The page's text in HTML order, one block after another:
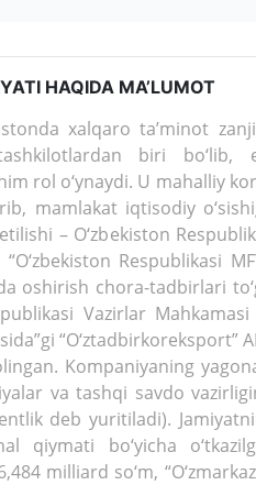
HAQIDA MA’LUMOT
xalqaro ta’minot
biri
rol o‘ynaydi. U mahalliy
mamlakat iqtisodiy
etilishi – O‘zbekiston
“O‘zbekiston Respublikasi
oshirish chora-tadbirlari
Vazirlar
“O‘ztadbirkoreksport”
Kompaniyaning
va tashqi savdo
deb yuritiladi).
qiymati bo‘yicha
milliard so‘m,